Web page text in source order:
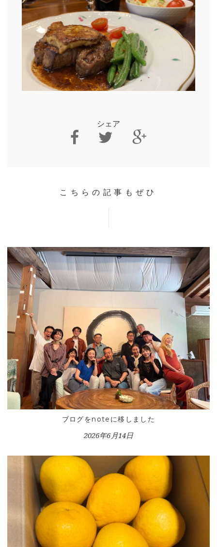
HOME
INFORMATION
VOICE GALLERY
WORKS
BLOG
CONTACT
シェア
こちらの記事もぜひ
ブログをnoteに移しました
2026年6月14日